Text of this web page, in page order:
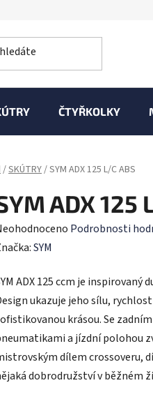
ČTYŘKOLKY
Domů
/SKÚTRY/SYM ADX 125 L/C ABS
ADX 125
Podrobnosti
SYM
ADX 125 ccm je inspirovaný
ukazuje jeho sílu,
krásou. Se
a jízdní polohou
dílem crossoveru,
dobrodružství v běžném